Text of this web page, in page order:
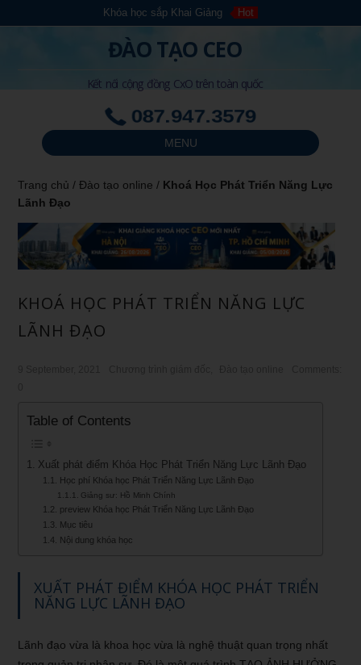
Khóa học sắp Khai Giảng Hot
ĐÀO TẠO CEO
Kết nối cộng đồng CxO trên toàn quốc
087.947.3579
MENU
Trang chủ /Đào tạo online / Khoá Học Phát Triển Năng Lực
Lãnh Đạo
KHOÁ HỌC PHÁT TRIỂN NĂNG LỰC
LÃNH ĐẠO
Table of Contents
Xuất phát điểm Khóa Học Phát Triển Năng Lực Lãnh Đạo
Học phí Khóa học Phát Triển Năng Lực Lãnh Đạo
Giảng sư: Hồ Minh Chính
preview Khóa học Phát Triển Năng Lực Lãnh Đạo
Mục tiêu
Nội dung khóa học
XUẤT PHÁT ĐIỂM KHÓA HỌC PHÁT TRIỂN
NĂNG LỰC LÃNH ĐẠO
Lãnh đạo vừa là khoa học vừa là nghệ thuật quan trọng nhất